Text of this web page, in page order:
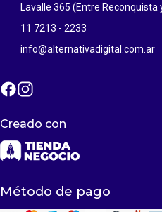
Lavalle 365 (Entre Reconquista
11 7213 - 2233
info@alternativadigital.com.ar
Creado con
Método de pago